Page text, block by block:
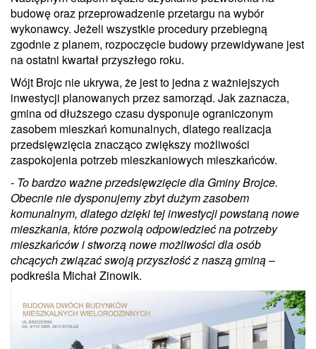
budowę oraz przeprowadzenie przetargu na wybór
wykonawcy. Jeżeli wszystkie procedury przebiegną
zgodnie z planem, rozpoczęcie budowy przewidywane jest
na ostatni kwartał przyszłego roku.
Wójt Brojc nie ukrywa, że jest to jedna z ważniejszych
inwestycji planowanych przez samorząd. Jak zaznacza,
gmina od dłuższego czasu dysponuje ograniczonym
zasobem mieszkań komunalnych, dlatego realizacja
przedsięwzięcia znacząco zwiększy możliwości
zaspokojenia potrzeb mieszkaniowych mieszkańców.
- To bardzo ważne przedsięwzięcie dla Gminy Brojce.
Obecnie nie dysponujemy zbyt dużym zasobem
komunalnym, dlatego dzięki tej inwestycji powstaną nowe
mieszkania, które pozwolą odpowiedzieć na potrzeby
mieszkańców i stworzą nowe możliwości dla osób
chcących związać swoją przyszłość z naszą gminą–
podkreśla Michał Zinowik.